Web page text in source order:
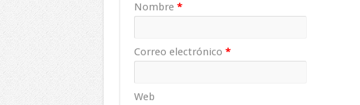
Nombre *
Correo electrónico *
Web